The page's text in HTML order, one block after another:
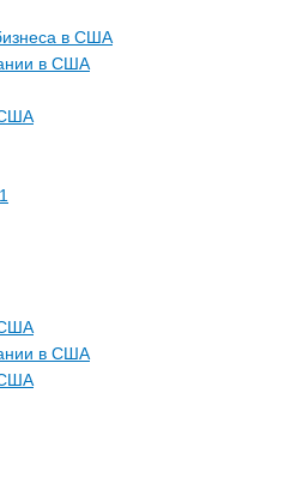
в США
в США
США
США
в США
США